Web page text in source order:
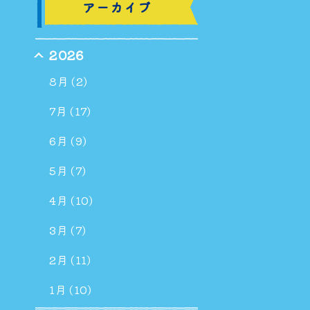
アーカイブ
2026
8月 (2)
7月 (17)
6月 (9)
5月 (7)
4月 (10)
3月 (7)
2月 (11)
1月 (10)